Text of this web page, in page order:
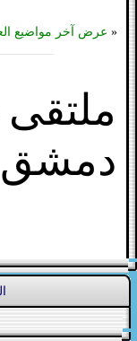
« عرض آخر مواضيع
دمشق